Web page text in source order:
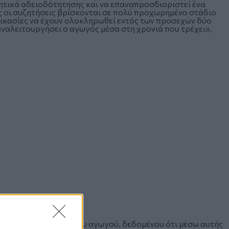
αδειοδότητησης και να επαναπροσδιοριστεί ένα
συζητήσεις βρίσκονται σε πολύ προχωρημένο στάδιο
να έχουν ολοκληρωθεί εντός των προσεχών δύο
ο αγωγός μέσα στη χρονιά που τρέχει»,
επαναλειτουργία του αγωγού, δεδομένου ότι μέσω αυτής